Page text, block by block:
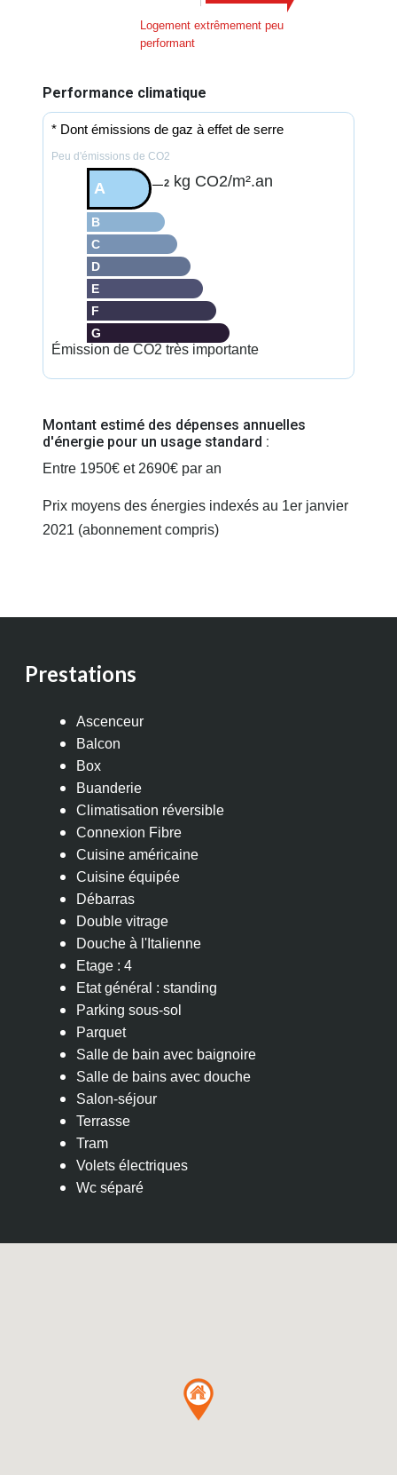
Logement extrêmement peu
performant
Performance climatique
* Dont émissions de gaz à effet de serre
Peu d'émissions de CO2
A 2 kg CO2/m².an
B
C
D
E
F
G
Émission de CO2 très importante
Montant estimé des dépenses annuelles
d'énergie pour un usage standard :
Entre 1950€ et 2690€ par an
Prix moyens des énergies indexés au 1er janvier
2021 (abonnement compris)
Prestations
Ascenceur
Balcon
Box
Buanderie
Climatisation réversible
Connexion Fibre
Cuisine américaine
Cuisine équipée
Débarras
Double vitrage
Douche à l'Italienne
Etage : 4
Etat général : standing
Parking sous-sol
Parquet
Salle de bain avec baignoire
Salle de bains avec douche
Salon-séjour
Terrasse
Tram
Volets électriques
Wc séparé